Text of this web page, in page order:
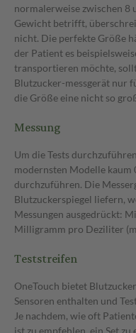
normalerweise zwischen 8
Gewicht betrifft,
nicht. Die perfekte Größe
der Patient es
transportieren möchte,
Blutzucker-messgerät nur
die Größe eine nicht so
Messung
Um die Tests
modernsten Modelle
durchzuführen. Die
Blutzuckerspiegel liefern,
Messungen ausgedrückt:
Milligramm pro Deziliter
Teststreifen
OneTouch bietet
Sensoren enthalten und
Je nachdem, wie oft
ist zu empfehlen, ein Set